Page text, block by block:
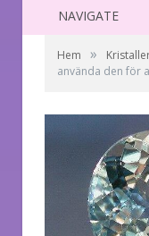
NAVIGATE
Hem »
använda den för